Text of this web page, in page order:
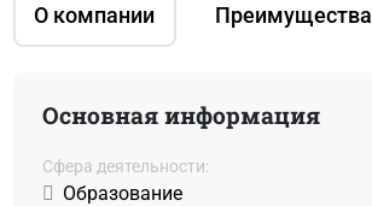
О компании Преимущества
Основная информация
Сфера деятельности:
Образование